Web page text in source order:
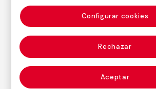
Inscripción/Leyenda
44/50
Autor
John Gutmann
Nacimiento: Breslau, Alemania [actual
Rechazar
Aceptar
Configurar cookies